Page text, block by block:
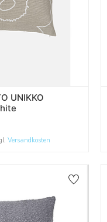
UNIKKO
Versandkosten